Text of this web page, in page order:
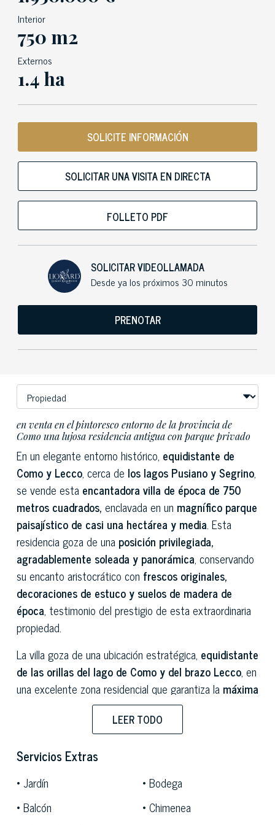
Interior
750 m2
Externos
1.4 ha
SOLICITE INFORMACIÓN
SOLICITAR UNA VISITA EN DIRECTA
FOLLETO PDF
SOLICITAR VIDEOLLAMADA
Desde ya los próximos 30 minutos
PRENOTAR
en venta en el pintoresco entorno de la provincia de
Como una lujosa residencia antigua con parque privado
En un elegante entorno histórico, equidistante de
Como y Lecco, cerca de los lagos Pusiano y Segrino,
se vende esta encantadora villa de época de 750
metros cuadrados, enclavada en un magnífico parque
paisajístico de casi una hectárea y media. Esta
residencia goza de una posición privilegiada,
agradablemente soleada y panorámica, conservando
su encanto aristocrático con frescos originales,
decoraciones de estuco y suelos de madera de
época, testimonio del prestigio de esta extraordinaria
propiedad.
La villa goza de una ubicación estratégica, equidistante
de las orillas del lago de Como y del brazo Lecco, en
una excelente zona residencial que garantiza la máxima
privacidad y tranquilidad, a la vez que está cerca de
todos los servicios. La propiedad se encuentra cerca
los lagos Pusiano y Segrino,en un encantador
entorno natural. Su
exposición garantizan excepcionales
panorámicas.
LEER TODO
Servicios Extras
Jardín
Bodega
Balcón
Chimenea